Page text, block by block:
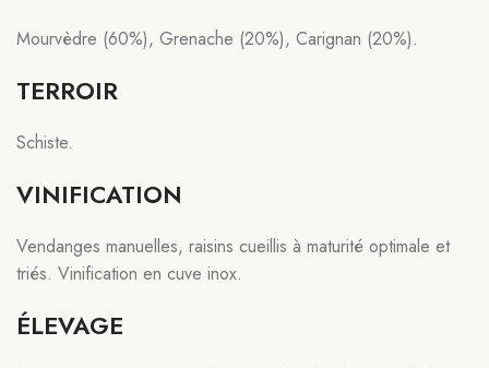
Mourvèdre (60%), Grenache (20%), Carignan (20%).
TERROIR
Schiste.
VINIFICATION
Vendanges manuelles, raisins cueillis à maturité optimale et
triés. Vinification en cuve inox.
ÉLEVAGE